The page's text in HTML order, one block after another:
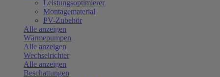
Leistungsoptimierer
Montagematerial
PV-Zubehör
Alle anzeigen
Wärmepumpen
Alle anzeigen
Wechselrichter
Alle anzeigen
Beschattungen